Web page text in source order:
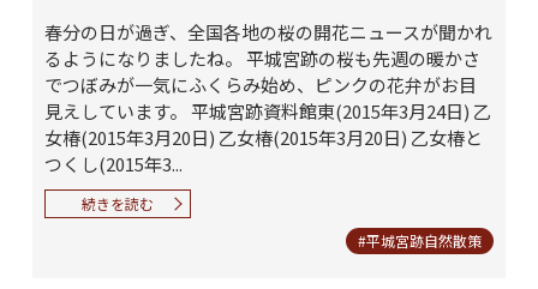
春分の日が過ぎ、全国各地の桜の開花ニュースが聞かれ
るようになりましたね。 平城宮跡の桜も先週の暖かさ
でつぼみが一気にふくらみ始め、ピンクの花弁がお目
見えしています。 平城宮跡資料館東(2015年3月24日) 乙
女椿(2015年3月20日) 乙女椿(2015年3月20日) 乙女椿と
つくし(2015年3...
続きを読む
#平城宮跡自然散策